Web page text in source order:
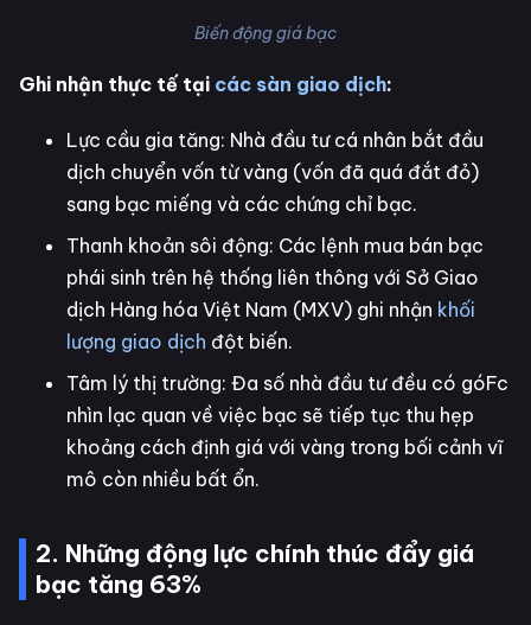
Biến động giá bạc
Ghi nhận thực tế tại các sàn giao dịch:
Lực cầu gia tăng: Nhà đầu tư cá nhân bắt đầu
dịch chuyển vốn từ vàng (vốn đã quá đắt đỏ)
sang bạc miếng và các chứng chỉ bạc.
Thanh khoản sôi động: Các lệnh mua bán bạc
phái sinh trên hệ thống liên thông với Sở Giao
dịch Hàng hóa Việt Nam (MXV) ghi nhận khối
lượng giao dịch đột biến.
Tâm lý thị trường: Đa số nhà đầu tư đều có góFc
nhìn lạc quan về việc bạc sẽ tiếp tục thu hẹp
khoảng cách định giá với vàng trong bối cảnh vĩ
mô còn nhiều bất ổn.
2. Những động lực chính thúc đẩy giá
bạc tăng 63%